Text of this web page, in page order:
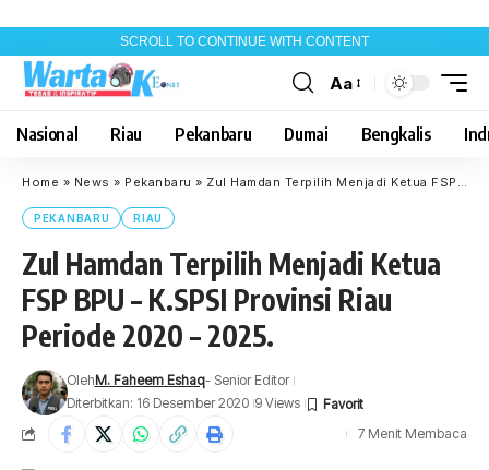
SCROLL TO CONTINUE WITH CONTENT
Font
Aa
Nasional Riau Pekanbaru Dumai Bengkalis
Home » News » Pekanbaru » Zul Hamdan Terpilih Menjadi Ketua FSP BPU – K.SPSI Provinsi Riau Periode 2020 – 2025.
PEKANBARU RIAU
Zul Hamdan Terpilih Menjadi Ketua
FSP BPU – K.SPSI Provinsi Riau
Periode 2020 – 2025.
OlehM. Faheem Eshaq- Senior Editor
Diterbitkan: 16 Desember 2020 9 Views
7 Menit Membaca